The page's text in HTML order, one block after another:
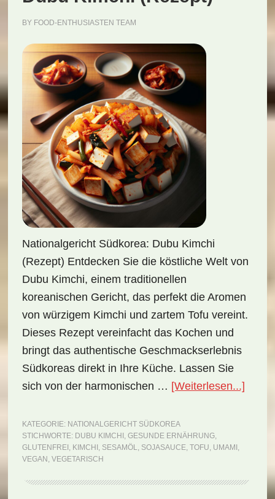
BY FOOD-ENTHUSIASTEN TEAM
Nationalgericht Südkorea: Dubu Kimchi
(Rezept) Entdecken Sie die köstliche Welt von
Dubu Kimchi, einem traditionellen
koreanischen Gericht, das perfekt die Aromen
von würzigem Kimchi und zartem Tofu vereint.
Dieses Rezept vereinfacht das Kochen und
bringt das authentische Geschmackserlebnis
Südkoreas direkt in Ihre Küche. Lassen Sie
sich von der harmonischen … [Weiterlesen...]
KATEGORIE: NATIONALGERICHT SÜDKOREA
STICHWORTE: DUBU KIMCHI , GESUNDE ERNÄHRUNG,
GLUTENFREI , KIMCHI , SESAMÖL, SOJASAUCE, TOFU, UMAMI ,
VEGAN , VEGETARISCH